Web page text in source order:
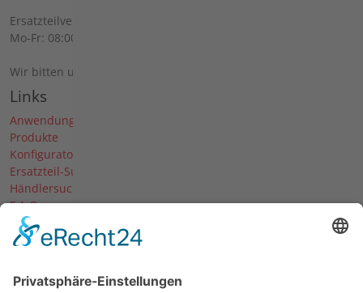
Ersatzteilverkauf vor Ort:
Mo-Fr: 08:00 - 12:00 Uhr und 13:00 - 16:00 Uhr
Wir bitten um telefonische Anmeldung.
Links
Anwendungen
Produkte
Konfigurator
Ersatzteil-Suche
Händlersuche
F.A.Q.
Downloads
Forum
Unternehmen